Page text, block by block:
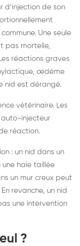
d’injection de son
Une seule
pas mortelle,
réactions graves
œdème
nid est dérangé.
vétérinaire. Les
auto-injecteur
réaction.
: un nid dans un
une haie taillée
un mur creux peut
revanche, un nid
une intervention
?